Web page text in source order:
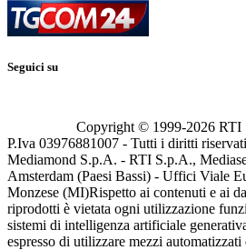
Seguici su
Copyright © 1999-2026 RTI
P.Iva 03976881007 - Tutti i diritti
Mediamond S.p.A. - RTI S.p.A.,
Amsterdam (Paesi Bassi) - Uffici Viale
Monzese (MI)Rispetto ai contenuti e ai
riprodotti è vietata ogni utilizzazione
sistemi di intelligenza artificiale
espresso di utilizzare mezzi automatizzati